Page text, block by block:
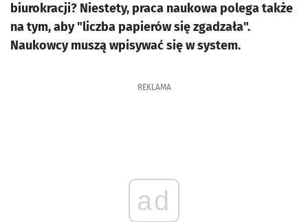
biurokracji? Niestety, praca naukowa polega także
na tym, aby "liczba papierów się zgadzała".
Naukowcy muszą wpisywać się w system.
REKLAMA
ad